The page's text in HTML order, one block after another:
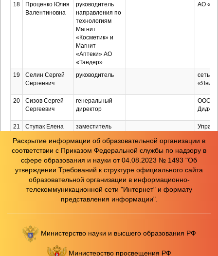
18
Проценко Юлия
Валентиновна
руководитель
направления по
технологиям
Магнит
«Косметик» и
Магнит
«Аптеки» АО
«Тандер»
АО
19
Селин Сергей
Сергеевич
руководитель
сеть
20
Сизов Сергей
Сергеевич
генеральный
директор
ООО
21
Ступак Елена
заместитель
управления,
начальник
отдела
государственной
гражданской
службы и кадров
Александровна
управляющий
Производственная
Чернявская
Светлана
Раскрытие информации об образовательной организации в
соответствии с Приказом Федеральной службы по надзору в
сфере образования и науки от 04.08.2023 № 1493 "Об
утверждении Требований к структуре официального сайта
образовательной организации в информационно-
телекоммуникационной сети "Интернет" и формату
представления информации".
Министерство науки и высшего образования РФ
Министерство просвещения РФ